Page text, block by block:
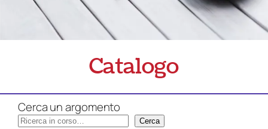
Catalogo
Cerca un argomento
Cerca